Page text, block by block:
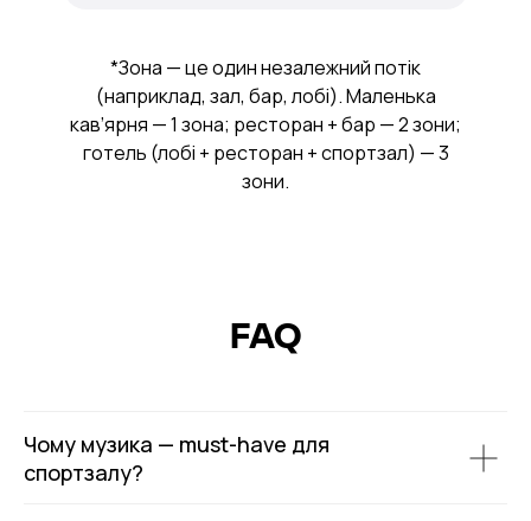
*Зона — це один незалежний потік
(наприклад, зал, бар, лобі). Маленька
кав’ярня — 1 зона; ресторан + бар — 2 зони;
готель (лобі + ресторан + спортзал) — 3
зони.
FAQ
Чому музика — must-have для
спортзалу?